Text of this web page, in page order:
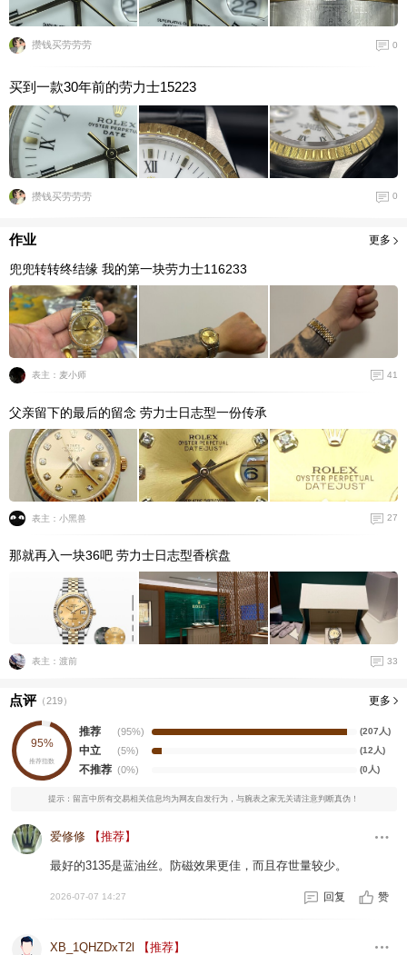
攒钱买劳劳劳 0
买到一款30年前的劳力士15223
攒钱买劳劳劳 0
作业 更多
兜兜转转终结缘 我的第一块劳力士116233
表主：麦小师 41
父亲留下的最后的留念 劳力士日志型一份传承
表主：小黑兽 27
那就再入一块36吧 劳力士日志型香槟盘
表主：渡前 33
点评（219） 更多
95%
推荐指数
推荐 (95%) (207人)
中立 (5%) (12人)
不推荐 (0%) (0人)
提示：留言中所有交易相关信息均为网友自发行为，与腕表之家无关请注意判断真伪！
爱修修 【推荐】
最好的3135是蓝油丝。防磁效果更佳，而且存世量较少。
2026-07-07 14:27 回复 赞
XB_1QHZDxT2l 【推荐】